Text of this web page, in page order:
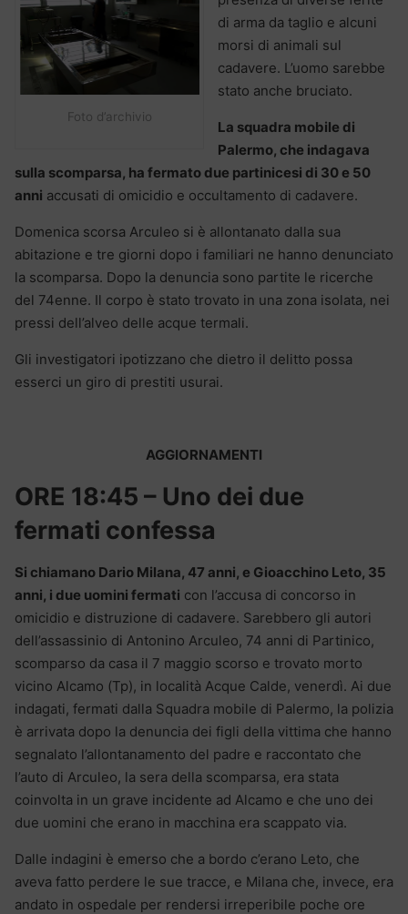
Foto d’archivio
di arma da taglio e alcuni
morsi di animali sul
cadavere. L’uomo sarebbe
stato anche bruciato.
La squadra mobile di
Palermo, che indagava
sulla scomparsa, ha fermato due partinicesi di 30 e 50
anni accusati di omicidio e occultamento di cadavere.
Domenica scorsa Arculeo si è allontanato dalla sua
abitazione e tre giorni dopo i familiari ne hanno denunciato
la scomparsa. Dopo la denuncia sono partite le ricerche
del 74enne. Il corpo è stato trovato in una zona isolata, nei
pressi dell’alveo delle acque termali.
Gli investigatori ipotizzano che dietro il delitto possa
esserci un giro di prestiti usurai.
AGGIORNAMENTI
ORE 18:45 – Uno dei due
fermati confessa
Si chiamano Dario Milana, 47 anni, e Gioacchino Leto, 35
anni, i due uomini fermati con l’accusa di concorso in
omicidio e distruzione di cadavere. Sarebbero gli autori
dell’assassinio di Antonino Arculeo, 74 anni di Partinico,
scomparso da casa il 7 maggio scorso e trovato morto
vicino Alcamo (Tp), in località Acque Calde, venerdì. Ai due
indagati, fermati dalla Squadra mobile di Palermo, la polizia
è arrivata dopo la denuncia dei figli della vittima che hanno
segnalato l’allontanamento del padre e raccontato che
l’auto di Arculeo, la sera della scomparsa, era stata
coinvolta in un grave incidente ad Alcamo e che uno dei
due uomini che erano in macchina era scappato via.
Dalle indagini è emerso che a bordo c’erano Leto, che
aveva fatto perdere le sue tracce, e Milana che, invece, era
andato in ospedale per rendersi irreperibile poche ore